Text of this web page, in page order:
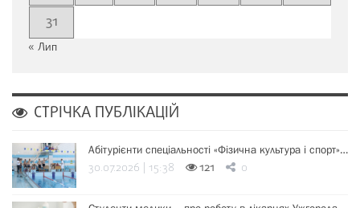
31
« Лип
СТРІЧКА ПУБЛІКАЦІЙ
Абітурієнти спеціальності «Фізична культура і спорт»…
30.07.2026 | 15:38 121 0